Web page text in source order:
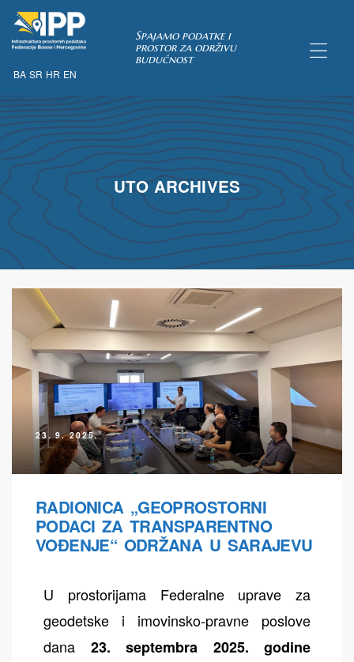
BA SR HR EN
Spajamo podatke i
prostor za održivu
budućnost
UTO ARCHIVES
23. 9. 2025.
RADIONICA „GEOPROSTORNI
PODACI ZA TRANSPARENTNO
VOĐENJE“ ODRŽANA U SARAJEVU
U prostorijama Federalne uprave za
geodetske i imovinsko-pravne poslove
dana 23. septembra 2025.
godine